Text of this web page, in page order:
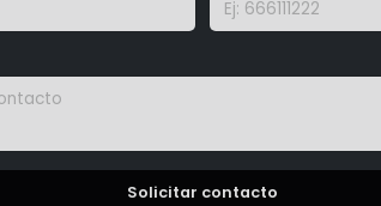
Solicitar contacto